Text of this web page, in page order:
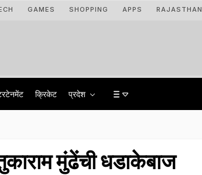
GAMES SHOPPING APPS RAJASTHAN
क्रिकेट प्रदेश
मुंढेंची धडाकेबाज